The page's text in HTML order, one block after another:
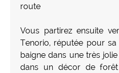
route
Vous partirez ensuite
Tenorio, réputée pour
baigne dans une très
dans un décor de